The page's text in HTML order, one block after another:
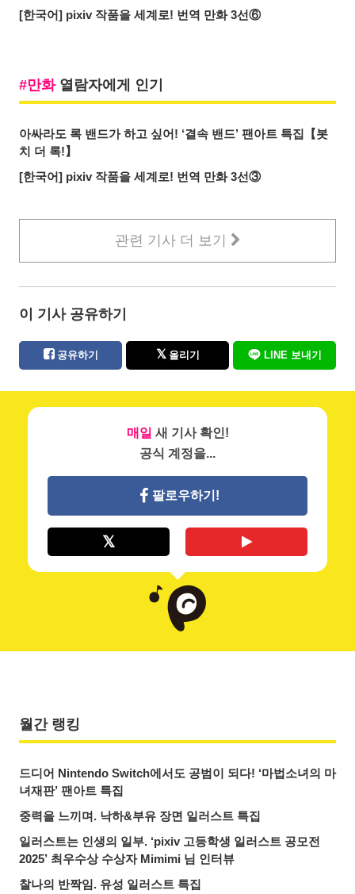
[한국어] pixiv 작품을 세계로! 번역 만화 3선⑥
만화열람자에게 인기
아싸라도 록 밴드가 하고 싶어! ‘결속 밴드’ 팬아트 특집【봇
치 더 록!】
[한국어] pixiv 작품을 세계로! 번역 만화 3선③
관련 기사 더 보기
이 기사 공유하기
공유하기 올리기 LINE 보내기
매일 새 기사 확인!
공식 계정을...
팔로우하기!
월간 랭킹
드디어 Nintendo Switch에서도 공범이 되다! ‘마법소녀의 마
녀재판’ 팬아트 특집
중력을 느끼며. 낙하&부유 장면 일러스트 특집
일러스트는 인생의 일부. ‘pixiv 고등학생 일러스트 공모전
2025’ 최우수상 수상자 Mimimi 님 인터뷰
찰나의 반짝임. 유성 일러스트 특집